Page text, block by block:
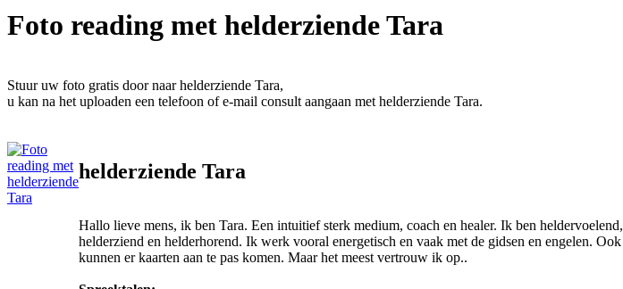
Foto reading met helderziende Tara
Stuur uw foto gratis door naar helderziende Tara,
u kan na het uploaden een telefoon of e-mail consult aangaan met helderziende Tara.
helderziende Tara
Hallo lieve mens, ik ben Tara. Een intuitief sterk medium, coach en healer. Ik ben heldervoelend,
helderziend en helderhorend. Ik werk vooral energetisch en vaak met de gidsen en engelen. Ook
kunnen er kaarten aan te pas komen. Maar het meest vertrouw ik op..